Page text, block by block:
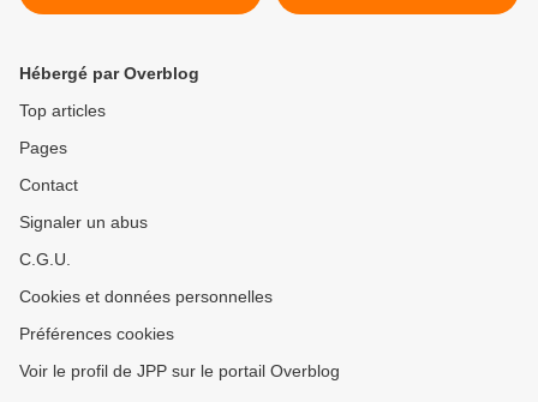
!!!!! >
Hébergé par Overblog
Top articles
Pages
Contact
Signaler un abus
C.G.U.
Cookies et données personnelles
Préférences cookies
Voir le profil de JPP sur le portail Overblog